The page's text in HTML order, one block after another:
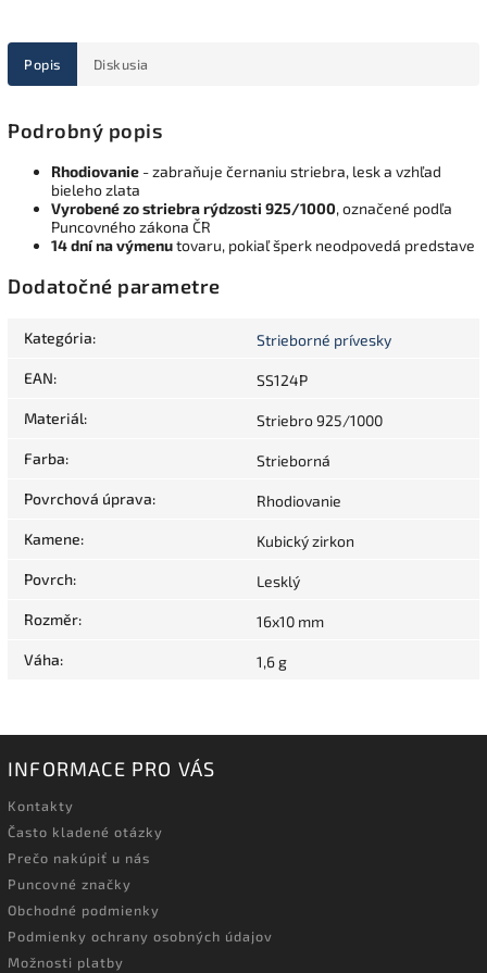
Popis Diskusia
Podrobný popis
Rhodiovanie - zabraňuje černaniu striebra, lesk a vzhľad
bieleho zlata
Vyrobené zo striebra rýdzosti 925/1000, označené podľa
Puncovného zákona ČR
14 dní na výmenutovaru, pokiaľ šperk neodpovedá predstave
Dodatočné parametre
Kategória: Strieborné prívesky
EAN: SS124P
Materiál: Striebro 925/1000
Farba: Strieborná
Povrchová úprava: Rhodiovanie
Kamene: Kubický zirkon
Povrch: Lesklý
Rozměr: 16x10 mm
Váha: 1,6 g
INFORMACE PRO VÁS
Kontakty
Často kladené otázky
Prečo nakúpiť u nás
Puncovné značky
Obchodné podmienky
Podmienky ochrany osobných údajov
Možnosti platby